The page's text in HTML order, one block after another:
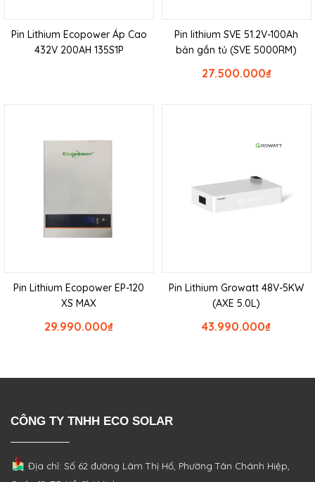
Pin Lithium Ecopower Áp Cao
432V 200AH 135S1P
Pin lithium SVE 51.2V-100Ah
bản gắn tủ (SVE 5000RM)
₫
27.500.000
Pin Lithium Ecopower EP-120
XS MAX
₫
29.990.000
Pin Lithium Growatt 48V-5KW
(AXE 5.0L)
₫
43.990.000
CÔNG TY TNHH ECO SOLAR
Địa chỉ: Số 62 đường Lâm Thị Hố, PhườngTân Chánh Hiệp,